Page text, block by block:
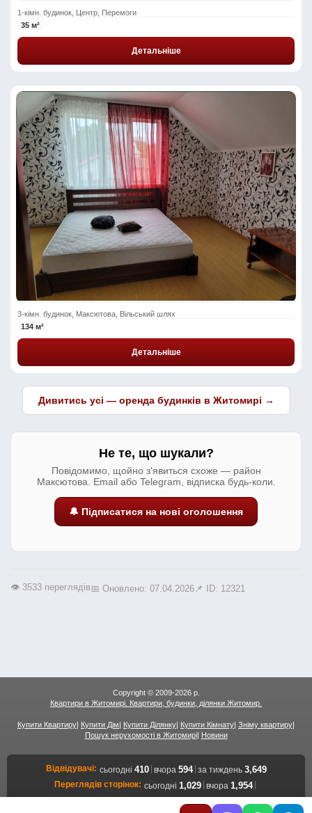
1-кімн. будинок, Центр, Перемоги
35 м²
Детальніше
3-кімн. будинок, Максютова, Вільський шлях
134 м²
Детальніше
Дивитись усі — оренда будинків в Житомирі →
Не те, що шукали?
Повідомимо, щойно з'явиться схоже — район
Максютова. Email або Telegram, відписка будь-коли.
🔔 Підписатися на нові оголошення
👁️ 3533 переглядів📅 Оновлено: 07.04.2026 📌 ID: 12321
Copyright © 2009-2026 р.
Квартири в Житомирі. Квартири, будинки, ділянки Житомир.
Купити Квартиру Купити Дім Купити Ділянку Купити Кімнату Зніму квартиру
Пошук нерухомості в Житомирі| Новини
Відвідувачі: сьогодні 410 вчора 594 за тиждень 3,649
Переглядів сторінок: сьогодні 1,029 вчора 1,954
12,525